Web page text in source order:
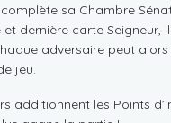
complète sa Chambre
dernière carte Seigneur,
adversaire peut
jeu.
additionnent les Points